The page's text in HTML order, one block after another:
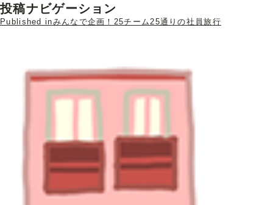
投稿ナビゲーション
Published inみんなで企画！25チーム25通りの社員旅行